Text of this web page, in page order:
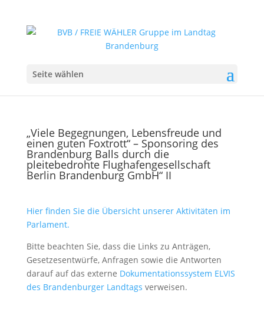
Seite wählen
„Viele Begegnungen, Lebensfreude und
einen guten Foxtrott“ – Sponsoring des
Brandenburg Balls durch die
pleitebedrohte Flughafengesellschaft
Berlin Brandenburg GmbH“ II
Hier finden Sie die Übersicht unserer Aktivitäten im
Parlament.
Bitte beachten Sie, dass die Links zu Anträgen,
Gesetzesentwürfe, Anfragen sowie die Antworten
darauf auf das externe Dokumentationssystem ELVIS
des Brandenburger Landtags verweisen.